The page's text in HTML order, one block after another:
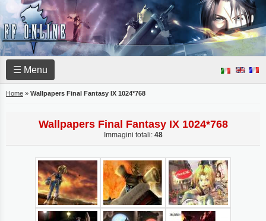
☰ Menu
Home » Wallpapers Final Fantasy IX 1024*768
Wallpapers Final Fantasy IX 1024*768
Immagini totali: 48